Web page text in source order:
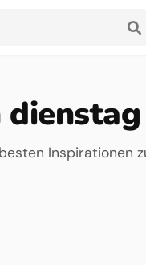
Inspirationen